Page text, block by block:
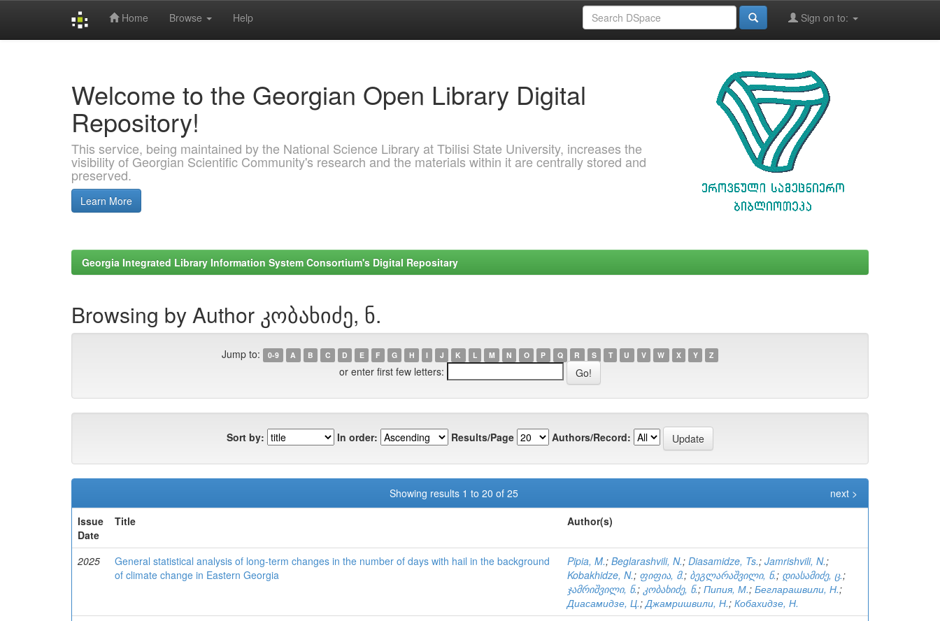
Home Browse Help Sign on to:
Welcome to the Georgian Open Library Digital
Repository!
This service, being maintained by the National Science Library at Tbilisi State University, increases the
visibility of Georgian Scientific Community's research and the materials within it are centrally stored and
preserved.
Learn More
Georgia Integrated Library Information System Consortium's Digital Repositary
Browsing by Author კობახიძე, ნ.
Jump to: 0-9 A B C D E F G H I J K L M N O P Q R S T U V W X Y Z
or enter first few letters:
Sort by: In order: Results/Page Authors/Record:
Showing results 1 to 20 of 25
next >
Issue
Date
Title Author(s)
2025
General statistical analysis of long-term changes in the number of days with hail in the background
of climate change in Eastern Georgia
Pipia, M.; Beglarashvili, N.; Diasamidze, Ts.; Jamrishvili, N.;
Kobakhidze, N.; ფიფია, მ.; ბეგლარაშვილი, ნ.; დიასამიძე, ც.;
ჯამრიშვილი, ნ.; კობახიძე, ნ.; Пипия, М.; Бегларашвили, Н.;
Диасамидзе, Ц.;Джамришвили, Н.; Кобахидзе, Н.